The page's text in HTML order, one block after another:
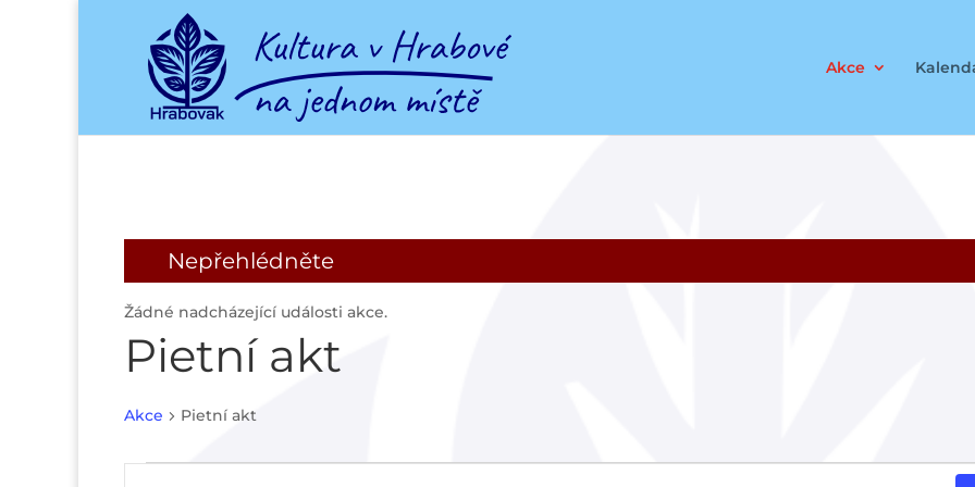
Akce
Nepřehlédněte
Žádné nadcházející události akce.
Pietní akt
Akce Pietní akt
Akce